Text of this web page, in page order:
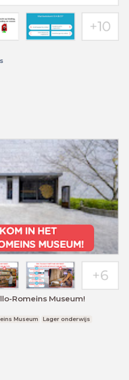
Romeins Museum!
Museum Lager onderwijs